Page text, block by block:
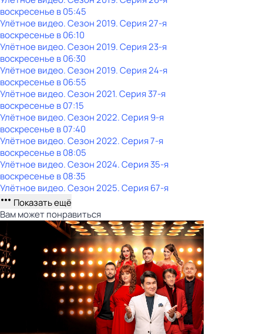
воскресенье в05:45
Улётное видео. Сезон 2019. Серия 27-я
воскресенье в06:10
Улётное видео. Сезон 2019. Серия 23-я
воскресенье в06:30
Улётное видео. Сезон 2019. Серия 24-я
воскресенье в06:55
Улётное видео. Сезон 2021. Серия 37-я
воскресенье в07:15
Улётное видео. Сезон 2022. Серия 9-я
воскресенье в07:40
Улётное видео. Сезон 2022. Серия 7-я
воскресенье в08:05
Улётное видео. Сезон 2024. Серия 35-я
воскресенье в08:35
Улётное видео. Сезон 2025. Серия 67-я
Показать ещё
Вам может понравиться